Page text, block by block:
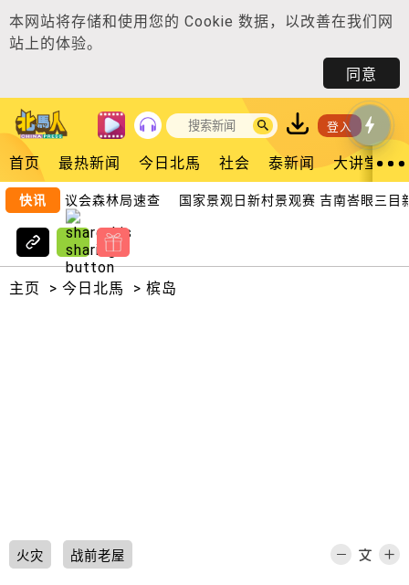
本网站将存储和使用您的 Cookie 数据，以改善在我们网
站上的体验。
同意
登入
首页 最热新闻 今日北馬 社会 泰新闻 大讲堂
快讯
协促市议会森林局速查 国家景观日新村景观赛 吉南峇眼三目新
主页 > 今日北馬 > 槟岛
火灾 战前老屋